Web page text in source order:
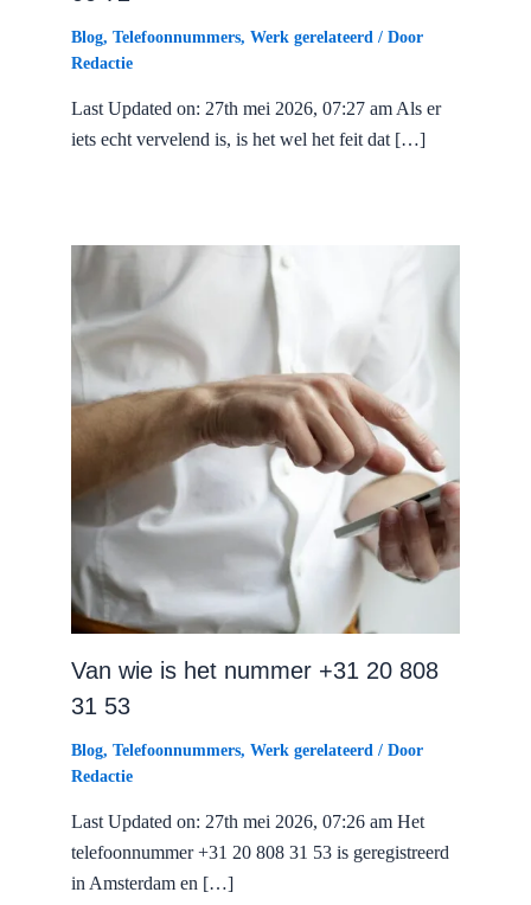
Blog, Telefoonnummers, Werk gerelateerd / Door
Redactie
Last Updated on: 27th mei 2026, 07:27 am Als er
iets echt vervelend is, is het wel het feit dat […]
Van wie is het nummer +31 20 808
31 53
Blog, Telefoonnummers, Werk gerelateerd / Door
Redactie
Last Updated on: 27th mei 2026, 07:26 am Het
telefoonnummer +31 20 808 31 53 is geregistreerd
in Amsterdam en […]